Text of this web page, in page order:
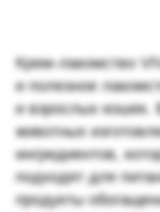
Крем-лакомство
и полезное
и взрослых кошек.
животных
ингредиентов,
подходят для
продукты